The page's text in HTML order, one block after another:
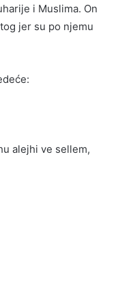
i Muslima. On
jer su po njemu
alejhi ve sellem,